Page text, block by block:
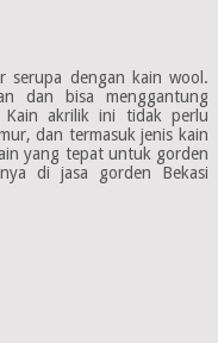
serupa dengan kain wool.
dan bisa menggantung
akrilik ini tidak perlu
dan termasuk jenis kain
yang tepat untuk gorden
di jasa gorden Bekasi